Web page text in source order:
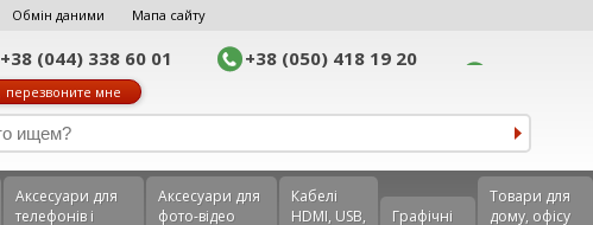
Обмін даними Мапа сайту
+38 (044) 338 60 01 +38 (050) 418 19 20
перезвоните мне
Аксеcуари для
телефонів і
Аксесуари для
фото-відео
Кабелі
HDMI, USB,
Графічні
Товари для
дому, офісу